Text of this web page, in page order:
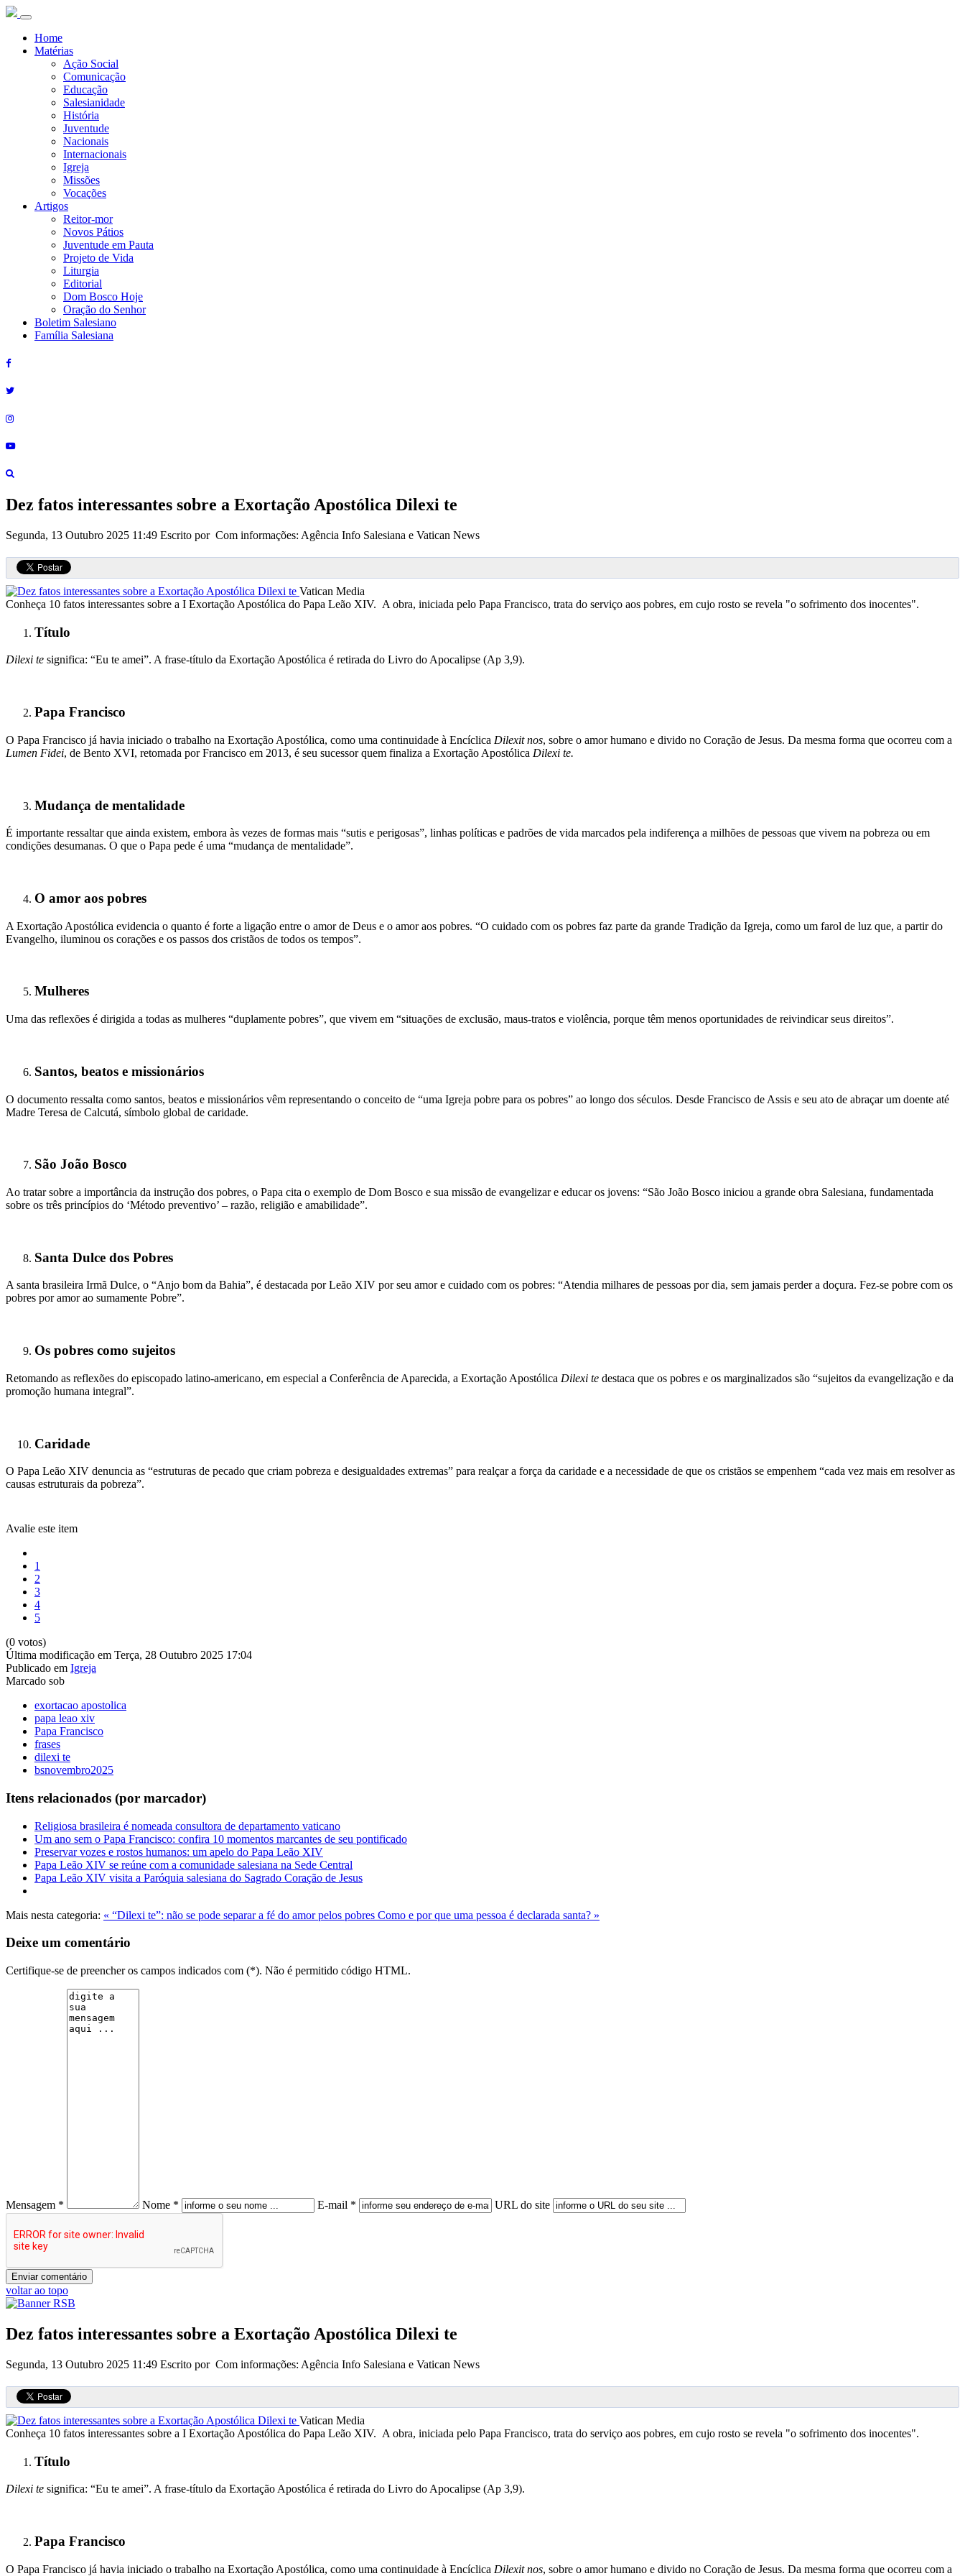
Home
Matérias
Ação Social
Comunicação
Educação
Salesianidade
História
Juventude
Nacionais
Internacionais
Igreja
Missões
Vocações
Artigos
Reitor-mor
Novos Pátios
Juventude em Pauta
Projeto de Vida
Liturgia
Editorial
Dom Bosco Hoje
Oração do Senhor
Boletim Salesiano
Família Salesiana
Dez fatos interessantes sobre a Exortação Apostólica Dilexi te
Segunda, 13 Outubro 2025 11:49 Escrito por Com informações: Agência Info Salesiana e Vatican News
Vatican Media
Conheça 10 fatos interessantes sobre a I Exortação Apostólica do Papa Leão XIV. A obra, iniciada pelo Papa Francisco, trata do serviço aos pobres, em cujo rosto se revela "o sofrimento dos inocentes".
Título
Dilexi te significa: “Eu te amei”. A frase-título da Exortação Apostólica é retirada do Livro do Apocalipse (Ap 3,9).
Papa Francisco
O Papa Francisco já havia iniciado o trabalho na Exortação Apostólica, como uma continuidade à Encíclica Dilexit nos, sobre o amor humano e divido no Coração de Jesus. Da mesma forma que ocorreu com a
Lumen Fidei, de Bento XVI, retomada por Francisco em 2013, é seu sucessor quem finaliza a Exortação Apostólica Dilexi te.
Mudança de mentalidade
É importante ressaltar que ainda existem, embora às vezes de formas mais “sutis e perigosas”, linhas políticas e padrões de vida marcados pela indiferença a milhões de pessoas que vivem na pobreza ou em
condições desumanas. O que o Papa pede é uma “mudança de mentalidade”.
O amor aos pobres
A Exortação Apostólica evidencia o quanto é forte a ligação entre o amor de Deus e o amor aos pobres. “O cuidado com os pobres faz parte da grande Tradição da Igreja, como um farol de luz que, a partir do
Evangelho, iluminou os corações e os passos dos cristãos de todos os tempos”.
Mulheres
Uma das reflexões é dirigida a todas as mulheres “duplamente pobres”, que vivem em “situações de exclusão, maus-tratos e violência, porque têm menos oportunidades de reivindicar seus direitos”.
Santos, beatos e missionários
O documento ressalta como santos, beatos e missionários vêm representando o conceito de “uma Igreja pobre para os pobres” ao longo dos séculos. Desde Francisco de Assis e seu ato de abraçar um doente até
Madre Teresa de Calcutá, símbolo global de caridade.
São João Bosco
Ao tratar sobre a importância da instrução dos pobres, o Papa cita o exemplo de Dom Bosco e sua missão de evangelizar e educar os jovens: “São João Bosco iniciou a grande obra Salesiana, fundamentada
sobre os três princípios do ‘Método preventivo’ – razão, religião e amabilidade”.
Santa Dulce dos Pobres
A santa brasileira Irmã Dulce, o “Anjo bom da Bahia”, é destacada por Leão XIV por seu amor e cuidado com os pobres: “Atendia milhares de pessoas por dia, sem jamais perder a doçura. Fez-se pobre com os
pobres por amor ao sumamente Pobre”.
Os pobres como sujeitos
Retomando as reflexões do episcopado latino-americano, em especial a Conferência de Aparecida, a Exortação Apostólica Dilexi te destaca que os pobres e os marginalizados são “sujeitos da evangelização e da
promoção humana integral”.
Caridade
O Papa Leão XIV denuncia as “estruturas de pecado que criam pobreza e desigualdades extremas” para realçar a força da caridade e a necessidade de que os cristãos se empenhem “cada vez mais em resolver as
causas estruturais da pobreza”.
Avalie este item
1
2
3
4
5
(0 votos)
Última modificação em Terça, 28 Outubro 2025 17:04
Publicado em Igreja
Marcado sob
exortacao apostolica
papa leao xiv
Papa Francisco
frases
dilexi te
bsnovembro2025
Itens relacionados (por marcador)
Religiosa brasileira é nomeada consultora de departamento vaticano
Um ano sem o Papa Francisco: confira 10 momentos marcantes de seu pontificado
Preservar vozes e rostos humanos: um apelo do Papa Leão XIV
Papa Leão XIV se reúne com a comunidade salesiana na Sede Central
Papa Leão XIV visita a Paróquia salesiana do Sagrado Coração de Jesus
Mais nesta categoria: « “Dilexi te”: não se pode separar a fé do amor pelos pobres Como e por que uma pessoa é declarada santa? »
Deixe um comentário
Certifique-se de preencher os campos indicados com (*). Não é permitido código HTML.
Mensagem * Nome * E-mail * URL do site
voltar ao topo
Dez fatos interessantes sobre a Exortação Apostólica Dilexi te
Segunda, 13 Outubro 2025 11:49 Escrito por Com informações: Agência Info Salesiana e Vatican News
Vatican Media
Conheça 10 fatos interessantes sobre a I Exortação Apostólica do Papa Leão XIV. A obra, iniciada pelo Papa Francisco, trata do serviço aos pobres, em cujo rosto se revela "o sofrimento dos inocentes".
Título
Dilexi te significa: “Eu te amei”. A frase-título da Exortação Apostólica é retirada do Livro do Apocalipse (Ap 3,9).
Papa Francisco
O Papa Francisco já havia iniciado o trabalho na Exortação Apostólica, como uma continuidade à Encíclica Dilexit nos, sobre o amor humano e divido no Coração de Jesus. Da mesma forma que ocorreu com a